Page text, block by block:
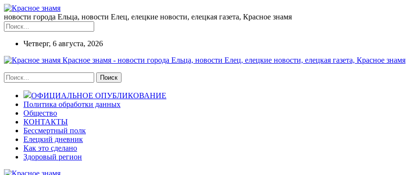
новости города Ельца, новости Елец, елецкие новости, елецкая газета, Красное знамя
Четверг, 6 августа, 2026
Красное знамя - новости города Ельца, новости Елец, елецкие новости, елецкая газета, Красное знамя
ОФИЦИАЛЬНОЕ ОПУБЛИКОВАНИЕ
Политика обработки данных
Общество
КОНТАКТЫ
Бессмертный полк
Елецкий дневник
Как это сделано
Здоровый регион